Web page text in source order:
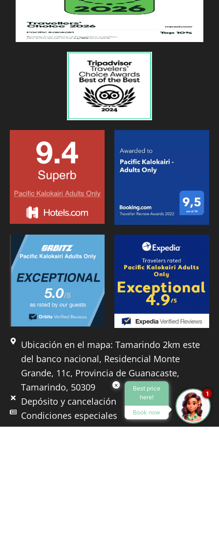
Ubicación en el mapa: Tamarindo 2km este
del banco nacional, Residencial Monte
Grande, 11c, Provincia de Guanacaste,
Tamarindo, 50309
Depósito y cancelación
Condiciones especiales
×
Best price
here!
Book now
1